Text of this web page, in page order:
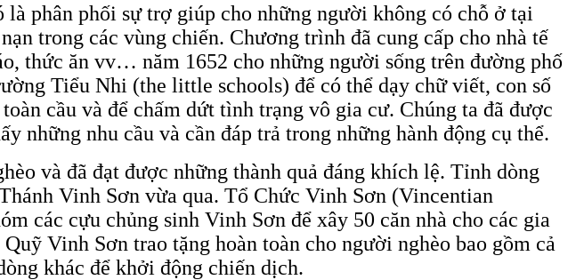
phân phối sự trợ giúp cho những người không có chỗ ở tại
trong các vùng chiến. Chương trình đã cung cấp cho nhà tế
thức ăn vv… năm 1652 cho những người sống trên đường phố
Tiểu Nhi (the little schools) để có thể dạy chữ viết, con số
cầu và để chấm dứt tình trạng vô gia cư. Chúng ta đã được
những nhu cầu và cần đáp trả trong những hành động cụ thể.
và đã đạt được những thành quả đáng khích lệ. Tỉnh dòng
Vinh Sơn vừa qua. Tổ Chức Vinh Sơn (Vincentian
các cựu chủng sinh Vinh Sơn để xây 50 căn nhà cho các gia
Vinh Sơn trao tặng hoàn toàn cho người nghèo bao gồm cả
khác để khởi động chiến dịch.